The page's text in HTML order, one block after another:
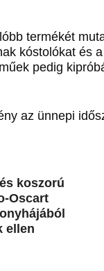
termékét
kóstolókat és a
pedig
az ünnepi
koszorú
Oscart
ellen